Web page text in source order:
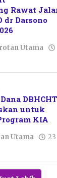
Rawat
dr Darsono
Utama
DBHCHT
untuk
KIA
Utama
23